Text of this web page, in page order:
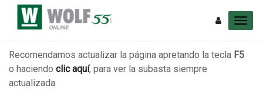
Recomendamos actualizar la página apretando la tecla F5
o haciendo clic aquí, para ver la subasta siempre
actualizada.